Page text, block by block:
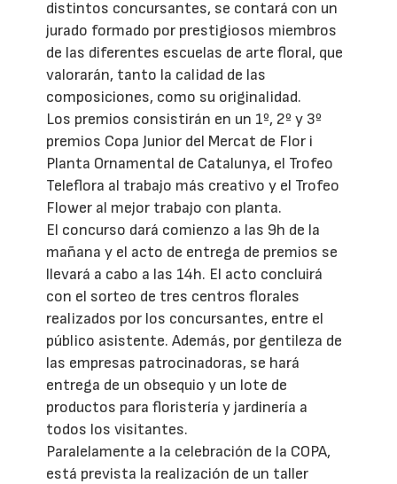
distintos concursantes, se contará con un
jurado formado por prestigiosos miembros
de las diferentes escuelas de arte floral, que
valorarán, tanto la calidad de las
composiciones, como su originalidad.
Los premios consistirán en un 1º, 2º y 3º
premios Copa Junior del Mercat de Flor i
Planta Ornamental de Catalunya, el Trofeo
Teleflora al trabajo más creativo y el Trofeo
Flower al mejor trabajo con planta.
El concurso dará comienzo a las 9h de la
mañana y el acto de entrega de premios se
llevará a cabo a las 14h. El acto concluirá
con el sorteo de tres centros florales
realizados por los concursantes, entre el
público asistente. Además, por gentileza de
las empresas patrocinadoras, se hará
entrega de un obsequio y un lote de
productos para floristería y jardinería a
todos los visitantes.
Paralelamente a la celebración de la COPA,
está prevista la realización de un taller